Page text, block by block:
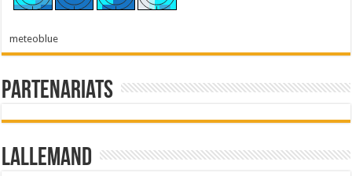
meteoblue
Partenariats
Lallemand